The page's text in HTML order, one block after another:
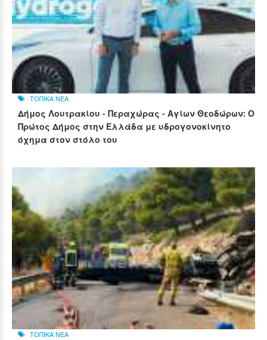
ΤΟΠΙΚΑ ΝΕΑ
Δήμος Λουτρακίου - Περαχώρας - Αγίων Θεοδώρων: Ο
Πρώτος Δήμος στην Ελλάδα με υδρογονοκίνητο
όχημα στον στόλο του
ΤΟΠΙΚΑ ΝΕΑ